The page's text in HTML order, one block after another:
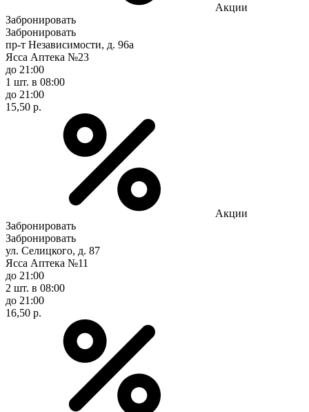
Акции
Забронировать
Забронировать
пр-т Независимости, д. 96а
Ясса Аптека №23
до 21:00
1 шт. в 08:00
до 21:00
15,50 р.
Акции
Забронировать
Забронировать
ул. Селицкого, д. 87
Ясса Аптека №11
до 21:00
2 шт. в 08:00
до 21:00
16,50 р.